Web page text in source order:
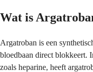
Wat is
Argatroban is een
bloedbaan direct blokkeert.
zoals heparine, heeft